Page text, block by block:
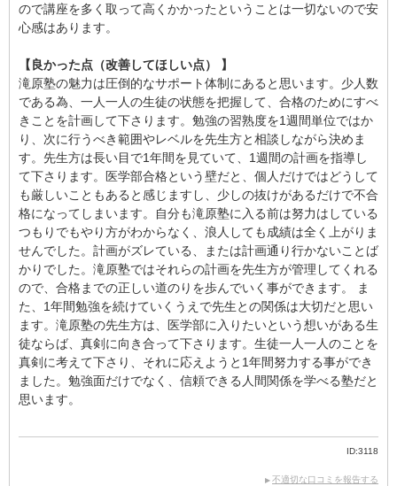
ので講座を多く取って高くかかったということは一切ないので安
心感はあります。
【良かった点（改善してほしい点） 】
滝原塾の魅力は圧倒的なサポート体制にあると思います。少人数
である為、一人一人の生徒の状態を把握して、合格のためにすべ
きことを計画して下さります。勉強の習熟度を1週間単位ではか
り、次に行うべき範囲やレベルを先生方と相談しながら決めま
す。先生方は長い目で1年間を見ていて、1週間の計画を指導し
て下さります。医学部合格という壁だと、個人だけではどうして
も厳しいこともあると感じますし、少しの抜けがあるだけで不合
格になってしまいます。自分も滝原塾に入る前は努力はしている
つもりでもやり方がわからなく、浪人しても成績は全く上がりま
せんでした。計画がズレている、または計画通り行かないことば
かりでした。滝原塾ではそれらの計画を先生方が管理してくれる
ので、合格までの正しい道のりを歩んでいく事ができます。 ま
た、1年間勉強を続けていくうえで先生との関係は大切だと思い
ます。滝原塾の先生方は、医学部に入りたいという想いがある生
徒ならば、真剣に向き合って下さります。生徒一人一人のことを
真剣に考えて下さり、それに応えようと1年間努力する事ができ
ました。勉強面だけでなく、信頼できる人間関係を学べる塾だと
思います。
ID:3118
不適切な口コミを報告する